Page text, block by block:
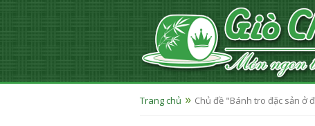
Trang chủ Chủ đề "Bánh tro đặc sản ở